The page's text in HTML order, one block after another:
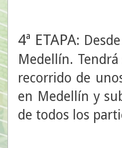
4ª ETAPA:
Medellín.
recorrido de
en Medellín y
de todos los